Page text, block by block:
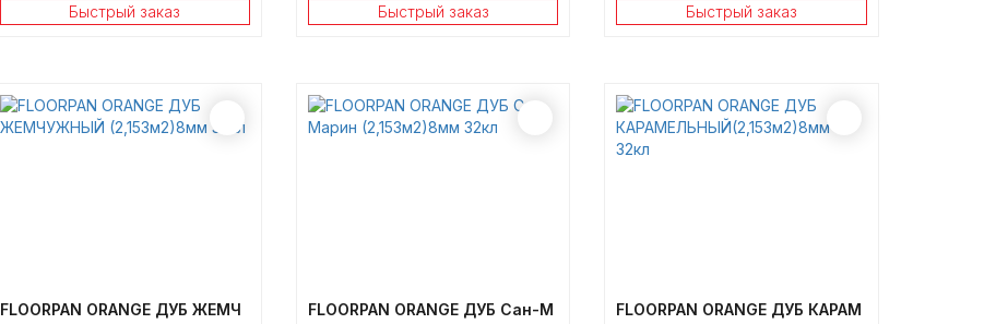
Быстрый заказ Быстрый заказ Быстрый заказ
FLOORPAN ORANGE ДУБ ЖЕМЧ
FLOORPAN ORANGE ДУБ Cан-М
FLOORPAN ORANGE ДУБ КАРАМ